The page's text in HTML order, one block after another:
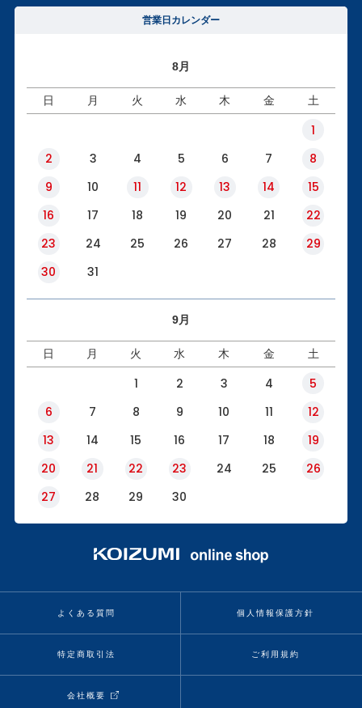
営業日カレンダー
8月
日 月 火 水 木 金 土
1
2
3 4 5 6 7
8
9
10 11 12 13 14
15
16
17 18 19 20 21
22
23
24 25 26 27 28
29
30
31
9月
日 月 火 水 木 金 土
1 2 3 4
5
6
7 8 9 10 11
12
13
14 15 16 17 18
19
20
21 22 23 24 25
26
27
28 29 30
よくある質問 個人情報保護方針
特定商取引法 ご利用規約
会社概要